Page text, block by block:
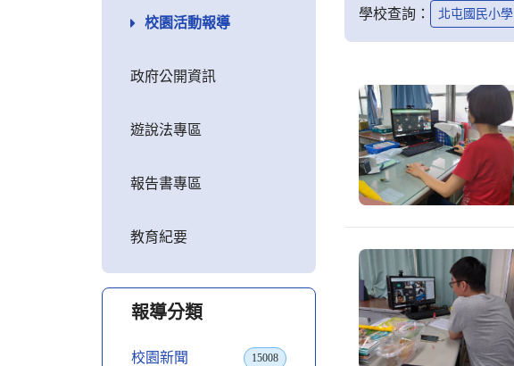
校園活動報導
政府公開資訊
遊說法專區
報告書專區
教育紀要
報導分類
校園新聞 15008
學校查詢： 北屯國民小學